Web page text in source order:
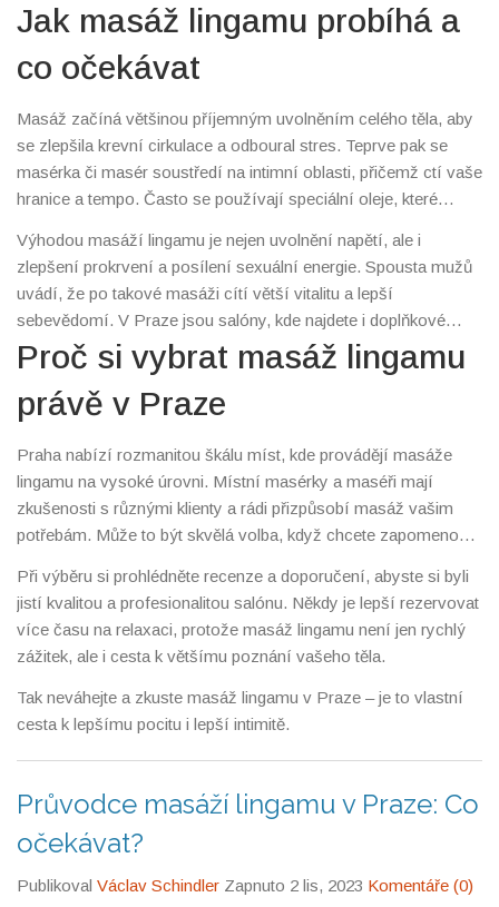
lépe se uvolnit. Pokud jste na tomto zážitku poprvé, nebojte se
zeptat, co vás čeká, a nebojte se říct, co vám vyhovuje či ne.
Jak masáž lingamu probíhá a
co očekávat
Masáž začíná většinou příjemným uvolněním celého těla, aby
se zlepšila krevní cirkulace a odboural stres. Teprve pak se
masérka či masér soustředí na intimní oblasti, přičemž ctí vaše
hranice a tempo. Často se používají speciální oleje, které
obavy – celý proces je veden tak, aby byl příjemný a bezpečný.
Výhodou masáží lingamu je nejen uvolnění napětí, ale i
zlepšení prokrvení a posílení sexuální energie. Spousta mužů
uvádí, že po takové masáži cítí větší vitalitu a lepší
sebevědomí. V Praze jsou salóny, kde najdete i doplňkové
služby jako tantra masáže nebo masáže tělo na tělo, které
mohou váš zážitek ještě více obohatit.
Proč si vybrat masáž lingamu
právě v Praze
Praha nabízí rozmanitou škálu míst, kde provádějí masáže
lingamu na vysoké úrovni. Místní masérky a maséři mají
zkušenosti s různými klienty a rádi přizpůsobí masáž vašim
potřebám. Může to být skvělá volba, když chcete zapomenout
Při výběru si prohlédněte recenze a doporučení, abyste si byli
jistí kvalitou a profesionalitou salónu. Někdy je lepší rezervovat
více času na relaxaci, protože masáž lingamu není jen rychlý
zážitek, ale i cesta k většímu poznání vašeho těla.
Tak neváhejte a zkuste masáž lingamu v Praze – je to vlastní
cesta k lepšímu pocitu i lepší intimitě.
Průvodce masáží lingamu v Praze: Co
očekávat?
Publikoval Václav Schindler Zapnuto 2 lis, 2023 Komentáře (0)